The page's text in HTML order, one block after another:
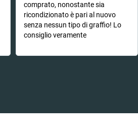
comprato, nonostante sia
ricondizionato è pari al nuovo
senza nessun tipo di graffio! Lo
consiglio veramente